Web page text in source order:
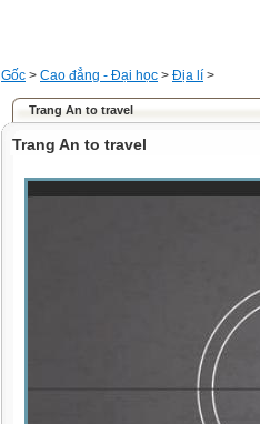
Gốc > Cao đẳng - Đại học > Địa lí >
Trang An to travel
Trang An to travel